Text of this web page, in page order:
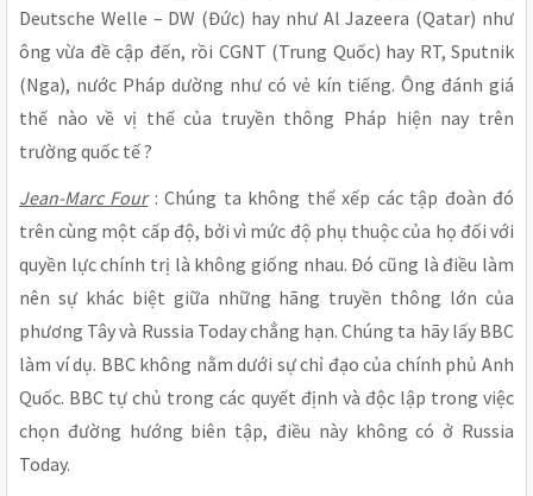
Deutsche Welle – DW (Đức) hay như Al Jazeera (Qatar) như
ông vừa đề cập đến, rồi CGNT (Trung Quốc) hay RT, Sputnik
(Nga), nước Pháp dường như có vẻ kín tiếng. Ông đánh giá
thế nào về vị thế của truyền thông Pháp hiện nay trên
trường quốc tế ?
Jean-Marc Four: Chúng ta không thể xếp các tập đoàn đó
trên cùng một cấp độ, bởi vì mức độ phụ thuộc của họ đối với
quyền lực chính trị là không giống nhau. Đó cũng là điều làm
nên sự khác biệt giữa những hãng truyền thông lớn của
phương Tây và Russia Today chẳng hạn. Chúng ta hãy lấy BBC
làm ví dụ. BBC không nằm dưới sự chỉ đạo của chính phủ Anh
Quốc. BBC tự chủ trong các quyết định và độc lập trong việc
chọn đường hướng biên tập, điều này không có ở Russia
Today.